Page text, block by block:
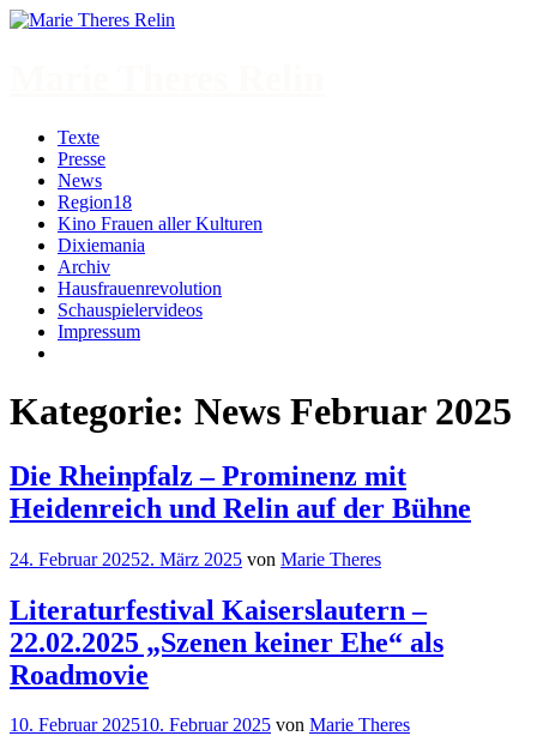
Zum
Texte
Presse
News
Region18
Kino Frauen aller Kulturen
Dixiemania
Archiv
Hausfrauenrevolution
Schauspielervideos
Impressum
Kategorie: News Februar 2025
Die Rheinpfalz – Prominenz mit
Heidenreich und Relin auf der Bühne
24. Februar 20252. März 2025 von Marie Theres
Literaturfestival Kaiserslautern –
22.02.2025 „Szenen keiner Ehe“ als
Roadmovie
10. Februar 202510. Februar 2025 von Marie Theres